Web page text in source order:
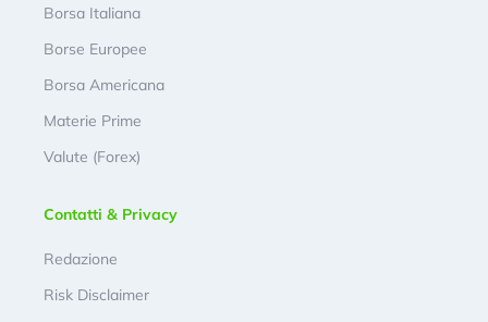
Borsa Italiana
Borse Europee
Borsa Americana
Materie Prime
Valute (Forex)
Contatti & Privacy
Redazione
Risk Disclaimer